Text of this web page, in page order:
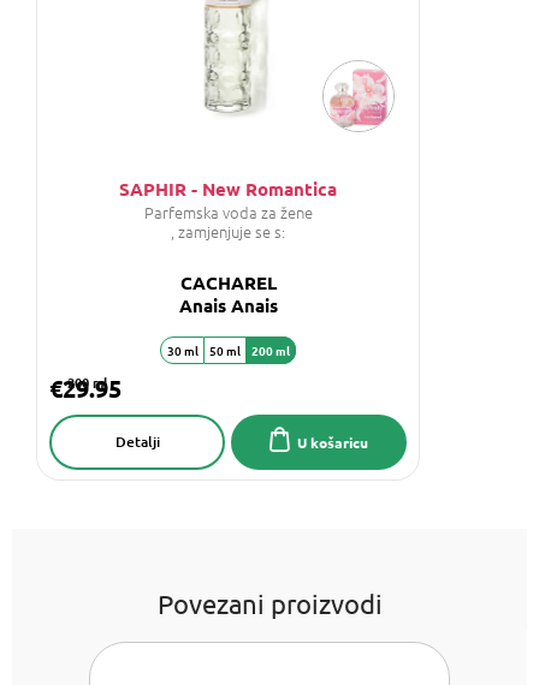
SAPHIR - New Romantica
Parfemska voda za žene
, zamjenjuje se s:
CACHAREL
Anais Anais
200 ml
€29.95
U košaricu
Detalji
30 ml 50 ml 200 ml
Povezani proizvodi